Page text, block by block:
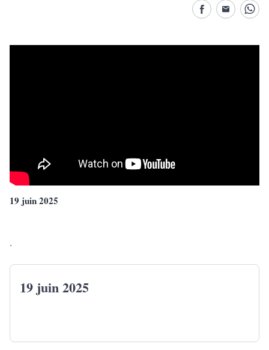
Partage désactivé
Partage
19 juin 2025
.
19 juin 2025